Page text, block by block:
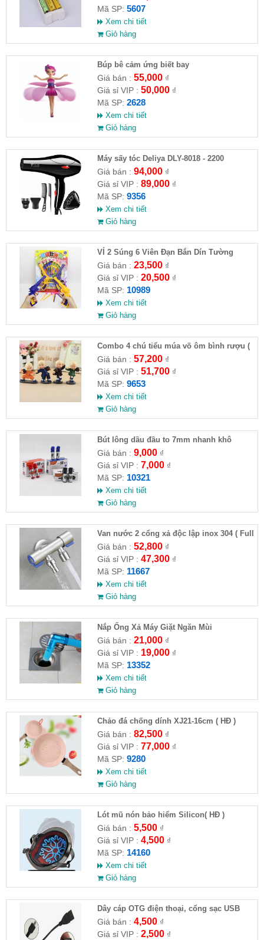
Mã SP: 5607
Xem chi tiết
Giỏ hàng
​Búp bê cảm ứng biết bay
Giá bán : 55,000₫
Giá sỉ VIP : 50,000₫
Mã SP: 2628
Xem chi tiết
Giỏ hàng
Máy sấy tóc Deliya DLY-8018 - 2200
Giá bán : 94,000₫
Giá sỉ VIP : 89,000₫
Mã SP: 9356
Xem chi tiết
Giỏ hàng
VỈ 2 Súng 6 Viên Đạn Bắn Dín Tường
Giá bán : 23,500₫
Giá sỉ VIP : 20,500₫
Mã SP: 10989
Xem chi tiết
Giỏ hàng
Combo 4 chú tiểu múa võ ôm bình rượu (
HĐ )
Giá bán : 57,200₫
Giá sỉ VIP : 51,700₫
Mã SP: 9653
Xem chi tiết
Giỏ hàng
Bút lông dầu đầu to 7mm nhanh khô
Giá bán : 9,000₫
Giá sỉ VIP : 7,000₫
Mã SP: 10321
Xem chi tiết
Giỏ hàng
Van nước 2 cổng xả độc lập inox 304 ( Full
VAT )
Giá bán : 52,800₫
Giá sỉ VIP : 47,300₫
Mã SP: 11667
Xem chi tiết
Giỏ hàng
Nắp Ống Xả Máy Giặt Ngăn Mùi
Giá bán : 21,000₫
Giá sỉ VIP : 19,000₫
Mã SP: 13352
Xem chi tiết
Giỏ hàng
Chảo đá chống dính XJ21-16cm ( HĐ )
Giá bán : 82,500₫
Giá sỉ VIP : 77,000₫
Mã SP: 9280
Xem chi tiết
Giỏ hàng
Lót mũ nón bảo hiểm Silicon( HĐ )
Giá bán : 5,500₫
Giá sỉ VIP : 4,500₫
Mã SP: 14160
Xem chi tiết
Giỏ hàng
Dây cáp OTG điện thoại, cổng sạc USB
Giá bán : 4,500₫
Giá sỉ VIP : 2,500₫